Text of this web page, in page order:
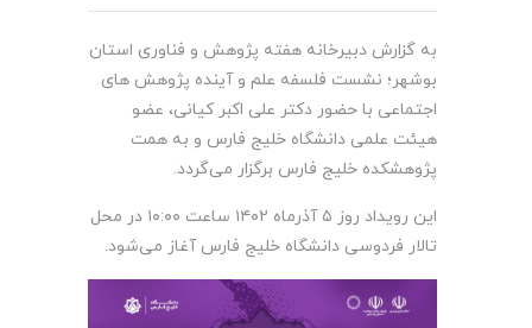
به گزارش دبیرخانه هفته پژوهش و فناوری استان
بوشهر؛ نشست فلسفه علم و آینده پژوهش های
اجتماعی با حضور دکتر علی اکبر کیانی، عضو
هیئت علمی دانشگاه خلیج فارس و به همت
پژوهشکده خلیج فارس برگزار می‌گردد.
این رویداد روز ۵ آذرماه ۱۴۰۲ ساعت ۱۰:۰۰ در محل
تالار فردوسی دانشگاه خلیج فارس آغاز می‌شود.